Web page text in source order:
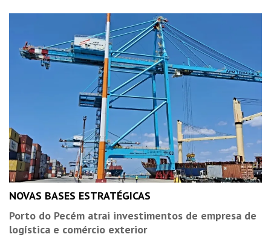
NOVAS BASES ESTRATÉGICAS
Porto do Pecém atrai investimentos de empresa de
logística e comércio exterior